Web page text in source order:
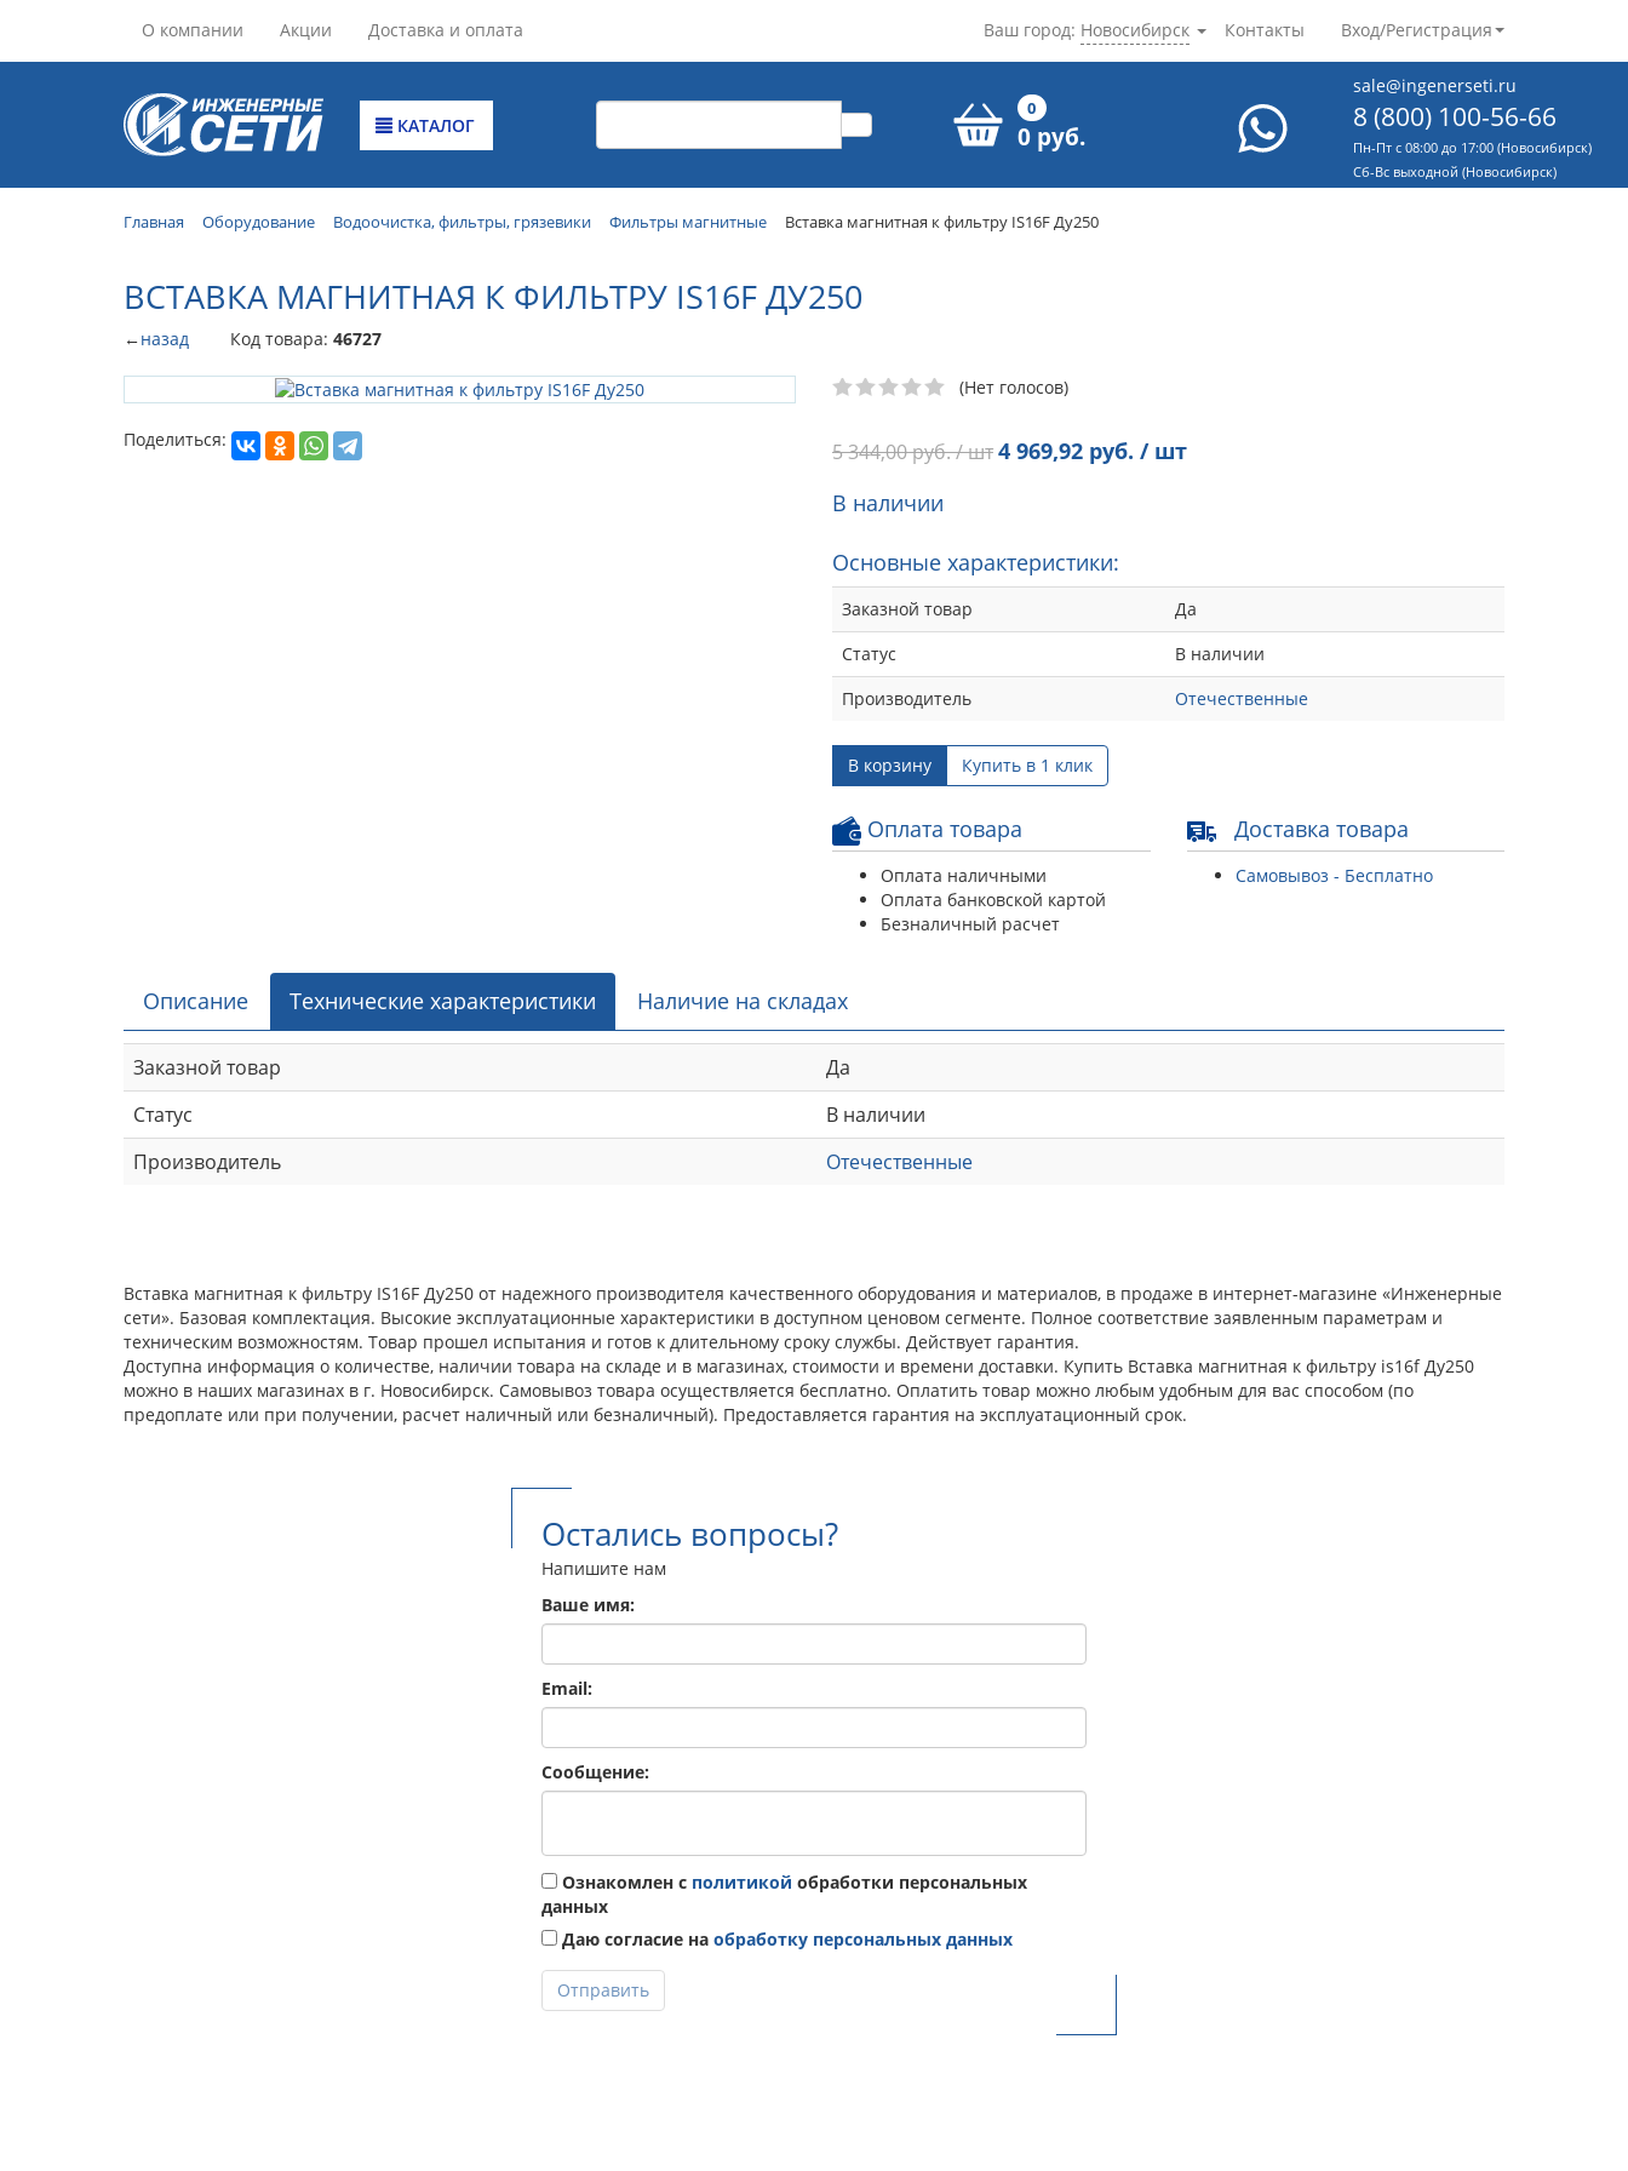
О компании Акции Доставка и оплата Контакты Вход/Регистрация
Ваш город: Новосибирск
КАТАЛОГ
0
0 руб.
sale@ingenerseti.ru
8 (800) 100-56-66
Пн-Пт с 08:00 до 17:00 (Новосибирск)
Cб-Вс выходной (Новосибирск)
Главная Оборудование Водоочистка, фильтры, грязевики Фильтры магнитные Вставка магнитная к фильтру IS16F Ду250
ВСТАВКА МАГНИТНАЯ К ФИЛЬТРУ IS16F ДУ250
←назад Код товара: 46727
Поделиться:
(Нет голосов)
5 344,00руб. / шт4 969,92 руб. / шт
В наличии
Основные характеристики:
Заказной товар
Да
Статус
В наличии
Производитель
Отечественные
В корзину Купить в 1 клик
Оплата товара
Оплата наличными
Оплата банковской картой
Безналичный расчет
Доставка товара
Самовывоз - Бесплатно
Описание Технические характеристики Наличие на складах
Заказной товар
Да
Статус
В наличии
Производитель
Отечественные
Вставка магнитная к фильтру IS16F Ду250 от надежного производителя качественного оборудования и материалов, в продаже в интернет-магазине «Инженерные
сети». Базовая комплектация. Высокие эксплуатационные характеристики в доступном ценовом сегменте. Полное соответствие заявленным параметрам и
техническим возможностям. Товар прошел испытания и готов к длительному сроку службы. Действует гарантия.
Доступна информация о количестве, наличии товара на складе и в магазинах, стоимости и времени доставки. Купить Вставка магнитная к фильтру is16f Ду250
можно в наших магазинах в г. Новосибирск. Самовывоз товара осуществляется бесплатно. Оплатить товар можно любым удобным для вас способом (по
предоплате или при получении, расчет наличный или безналичный). Предоставляется гарантия на эксплуатационный срок.
Остались вопросы?
Напишите нам
Ваше имя:
Email:
Сообщение:
Ознакомлен с политикой обработки персональных
данных
Даю согласие на обработку персональных данных
Отправить